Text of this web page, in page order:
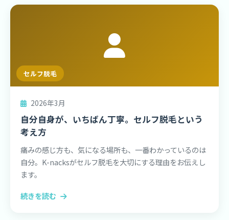
セルフ脱毛
2026年3月
自分自身が、いちばん丁寧。セルフ脱毛という
考え方
痛みの感じ方も、気になる場所も、一番わかっているのは
自分。K-nacksがセルフ脱毛を大切にする理由をお伝えし
ます。
続きを読む